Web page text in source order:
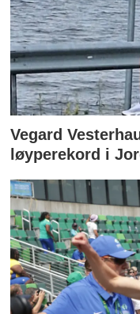
Vegard
løyperekord i